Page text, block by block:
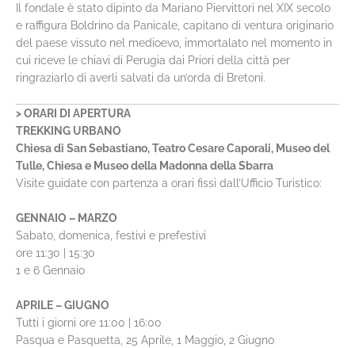
Il fondale è stato dipinto da Mariano Piervittori nel XIX secolo
e raffigura Boldrino da Panicale, capitano di ventura originario
del paese vissuto nel medioevo, immortalato nel momento in
cui riceve le chiavi di Perugia dai Priori della città per
ringraziarlo di averli salvati da un’orda di Bretoni.
> ORARI DI APERTURA
TREKKING URBANO
Chiesa di San Sebastiano, Teatro Cesare Caporali, Museo del
Tulle, Chiesa e Museo della Madonna della Sbarra
Visite guidate con partenza a orari fissi dall’Ufficio Turistico:
GENNAIO – MARZO
Sabato, domenica, festivi e prefestivi
ore 11:30 | 15:30
1 e 6 Gennaio
APRILE – GIUGNO
Tutti i giorni ore 11:00 | 16:00
Pasqua e Pasquetta, 25 Aprile, 1 Maggio, 2 Giugno